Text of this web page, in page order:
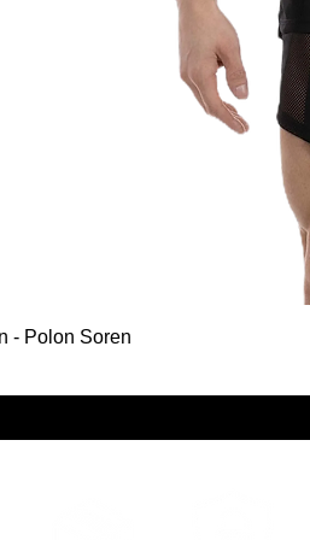
- Polon Soren